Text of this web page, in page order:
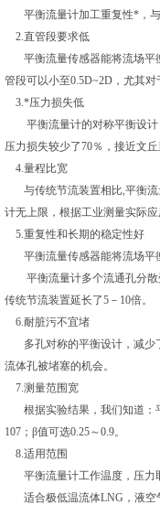
平衡流量计加工重复性*，与
2.直管段要求低
平衡流量传感器能将流场平
管段可以小至0.5D~2D，尤其
3.*压力损失低
平衡流量计的对称平衡设计
压力损失较少了70％，接近文
4.量程比宽
与传统节流装置相比,平衡流
计无上限，根据工业测量实际
5.重复性和长期的稳定性好
平衡流量传感器能将流场平
平衡流量计多个流通孔分散
传统节流装置延长了5－10倍。
6.耐脏污不宜堵
多孔对称的平衡设计，减少
流体孔被堵塞的机会。
7.测量范围宽
根据实验结果，我们知道：
107；β值可选0.25～0.9。
8.适用范围
平衡流量计工作温度，压力
适合极低温流体LNG，液空